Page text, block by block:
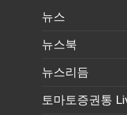
뉴스
뉴스북
뉴스리듬
토마토증권통